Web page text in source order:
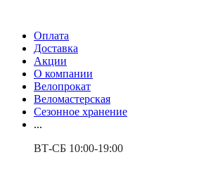
Оплата
Доставка
Акции
О компании
Велопрокат
Веломастерская
Сезонное хранение
...
ВТ-СБ 10:00-19:00